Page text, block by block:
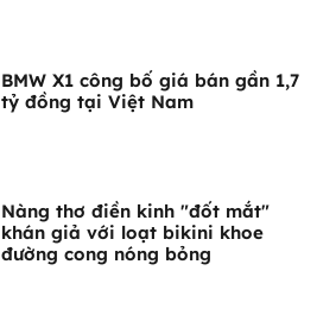
BMW X1 công bố giá bán gần 1,7
tỷ đồng tại Việt Nam
Nàng thơ điền kinh "đốt mắt"
khán giả với loạt bikini khoe
đường cong nóng bỏng